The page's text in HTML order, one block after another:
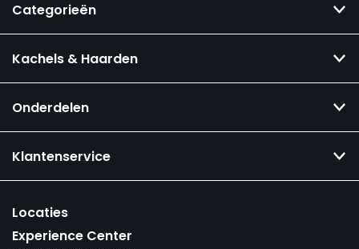
Categorieën
Kachels & Haarden
Onderdelen
Klantenservice
Locaties
Experience Center